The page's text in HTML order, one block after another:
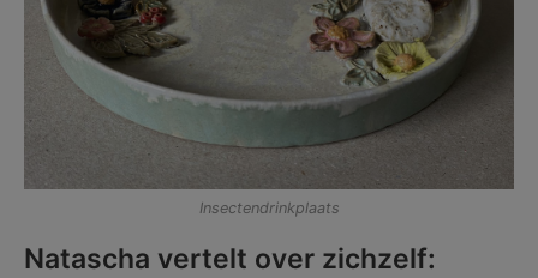
Insectendrinkplaats
Natascha vertelt over zichzelf: